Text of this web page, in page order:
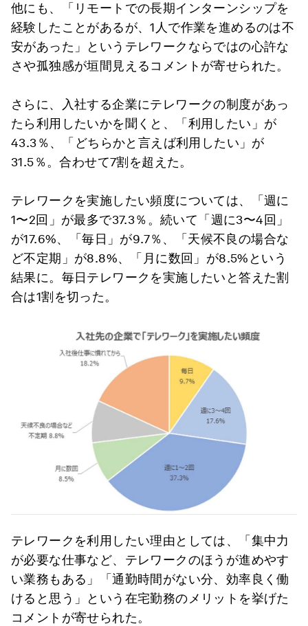
他にも、「リモートでの長期インターンシップを
経験したことがあるが、1人で作業を進めるのは不
安があった」というテレワークならではの心許な
さや孤独感が垣間見えるコメントが寄せられた。
さらに、入社する企業にテレワークの制度があっ
たら利用したいかを聞くと、「利用したい」が
43.3％、「どちらかと言えば利用したい」が
31.5％。合わせて7割を超えた。
テレワークを実施したい頻度については、「週に
1〜2回」が最多で37.3％。続いて「週に3〜4回」
が17.6%、「毎日」が9.7％、「天候不良の場合な
ど不定期」が8.8%、「月に数回」が8.5%という
結果に。毎日テレワークを実施したいと答えた割
合は1割を切った。
テレワークを利用したい理由としては、「集中力
が必要な仕事など、テレワークのほうが進めやす
い業務もある」「通勤時間がない分、効率良く働
けると思う」という在宅勤務のメリットを挙げた
コメントが寄せられた。